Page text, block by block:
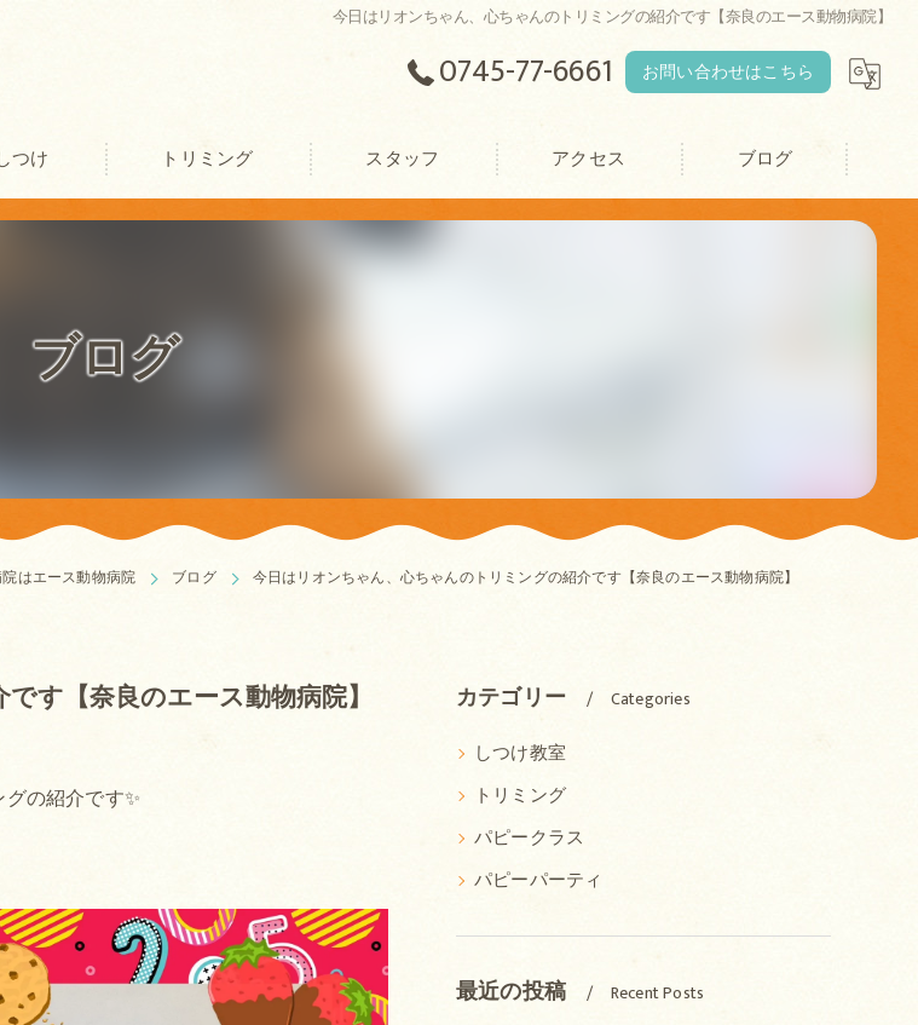
今日はリオンちゃん、心ちゃんのトリミングの紹介です【奈良のエース動物病院】
0745-77-6661 お問い合わせはこちら
つけ トリミング スタッフ アクセス ブログ
ブログ
はエース動物病院 ブログ 今日はリオンちゃん、心ちゃんのトリミングの紹介です【奈良のエース動物病院】
す【奈良のエース動物病院】
の紹介です✨
カテゴリー Categories
しつけ教室
トリミング
パピークラス
パピーパーティ
最近の投稿 Recent Posts